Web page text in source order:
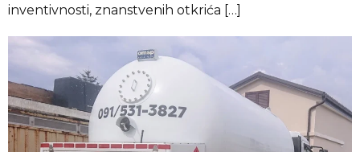
inventivnosti, znanstvenih otkrića […]